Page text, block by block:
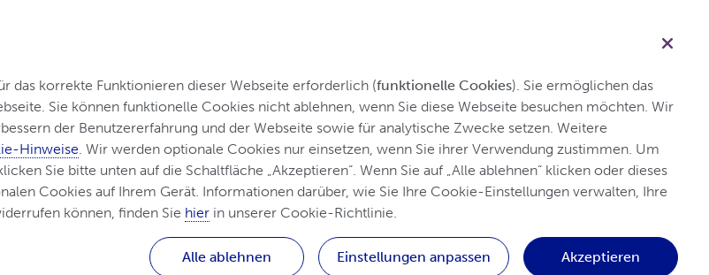
das korrekte Funktionieren dieser Webseite erforderlich (funktionelle Cookies). Sie ermöglichen das
Sie können funktionelle Cookies nicht ablehnen, wenn Sie diese Webseite besuchen möchten. Wir
der Benutzererfahrung und der Webseite sowie für analytische Zwecke setzen. Weitere
Hinweise. Wir werden optionale Cookies nur einsetzen, wenn Sie ihrer Verwendung zustimmen. Um
Sie bitte unten auf die Schaltfläche „Akzeptieren“. Wenn Sie auf „Alle ablehnen“ klicken oder dieses
Cookies auf Ihrem Gerät. Informationen darüber, wie Sie Ihre Cookie-Einstellungen verwalten, Ihre
können, finden Sie hier in unserer Cookie-Richtlinie.
Alle ablehnen Einstellungen anpassen Akzeptieren